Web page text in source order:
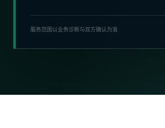
服务范围以业务诊断与双方确认为准